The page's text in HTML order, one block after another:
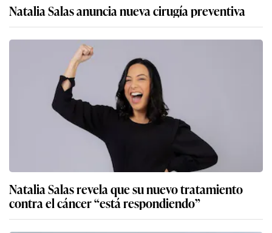
Natalia Salas anuncia nueva cirugía preventiva
Natalia Salas revela que su nuevo tratamiento
contra el cáncer “está respondiendo”